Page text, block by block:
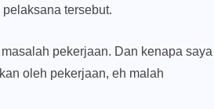
tersebut.
pekerjaan. Dan kenapa saya
oleh pekerjaan, eh malah